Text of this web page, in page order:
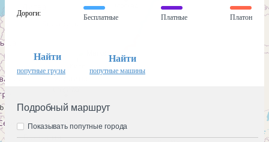
Дороги:
Бесплатные Платные Платон
Найти
попутные грузы
Найти
попутные машины
Подробный маршрут
Показывать попутные города